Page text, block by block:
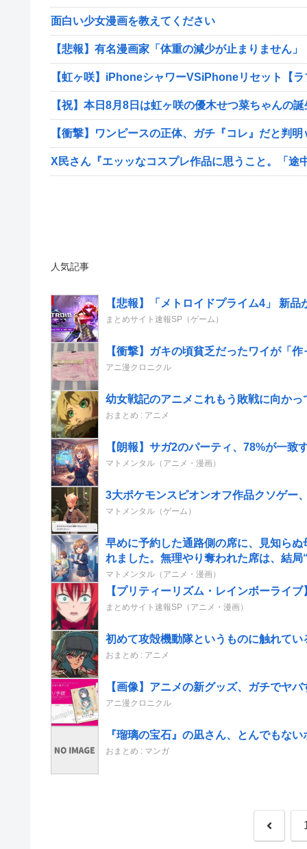
面白い少女漫画を教えてください
【悲報】有名漫画家「体重の減少が止まりません
【虹ヶ咲】iPhoneシャワーVSiPhoneリセット【
【祝】本日8月8日は虹ヶ咲の優木せつ菜ちゃんの
【衝撃】ワンピースの正体、ガチ『コレ』だと判明
X民さん『エッッなコスプレ作品に思うこと。「途
人気記事
【悲報】「メトロイドプライム4」 新
まとめサイト速報SP（ゲーム）
【衝撃】ガキの頃貧乏だったワイが「
アニ漫クロニクル
幼女戦記のアニメこれもう敗戦に向かっ
おまとめ : アニメ
【朗報】サガ2のパーティ、78%が一致
マトメンタル（アニメ・漫画）
3大ポケモンスピオンオフ作品クソゲー
マトメンタル（ゲーム）
早めに予約した通路側の席に、見知ら
れました。無理やり奪われた席は、結局
マトメンタル（アニメ・漫画）
【プリティーリズム・レインボーライ
まとめサイト速報SP（アニメ・漫画）
初めて攻殻機動隊というものに触れてい
おまとめ : アニメ
【画像】アニメの新グッズ、ガチでヤ
アニ漫クロニクル
『瑠璃の宝石』の凪さん、とんでもな
おまとめ : マンガ
前